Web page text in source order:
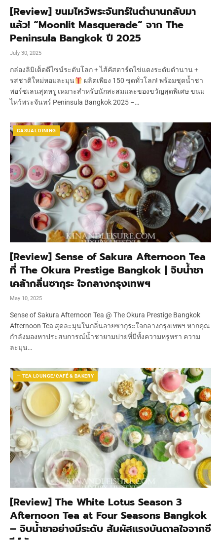
[Review] ขนมไหว้พระจันทร์ในตำนานกลับมา
แล้ว! “Moonlit Masquerade” จาก The
Peninsula Bangkok ปี 2025
July 30, 2025
กล่องลิมิเต็ดดีไซน์ระดับโลก + ไส้คัสตาร์ดไข่แดงระดับตำนาน +
รสชาติใหม่หอมละมุน
ผลิตเพียง 150 ชุดทั่วโลก! พร้อมชุดน้ำชา
พอร์ซเลนสุดหรู เหมาะสำหรับนักสะสมและของขวัญสุดพิเศษ ขนม
ไหว้พระจันทร์ Peninsula Bangkok 2025 –…
CASUAL DINING
[Review] Sense of Sakura Afternoon Tea
ที่ The Okura Prestige Bangkok | จิบน้ำชา
เคล้ากลิ่นซากุระ ใจกลางกรุงเทพฯ
May 10, 2025
Sense of Sakura Afternoon Tea @ The Okura Prestige Bangkok
Afternoon Tea สุดละมุนในกลิ่นอายซากุระใจกลางกรุงเทพฯ หากคุณ
กำลังมองหาประสบการณ์น้ำชายามบ่ายที่มีทั้งความหรูหรา ความ
ละมุน…
— TEA LOUNGE/CAFÉ & BAKERY
[Review] The White Lotus Season 3
Afternoon Tea at Four Seasons Bangkok
– จิบน้ำชาอย่างมีระดับ สัมผัสแรงบันดาลใจจากซี